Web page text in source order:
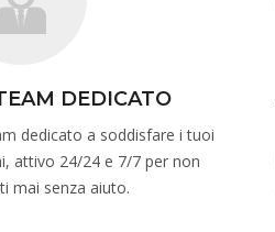
DEDICATO
dedicato a soddisfare i tuoi
attivo 24/24 e 7/7 per non
mai senza aiuto.